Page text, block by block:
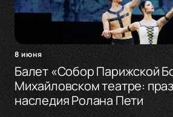
8 июня
Балет «Собор Парижской
Михайловском театре:
наследия Ролана Пети